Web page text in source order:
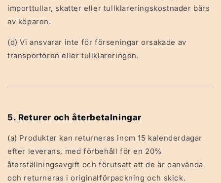
importtullar, skatter eller tullklareringskostnader bärs
av köparen.
(d) Vi ansvarar inte för förseningar orsakade av
transportören eller tullklareringen.
5. Returer och återbetalningar
(a) Produkter kan returneras inom 15 kalenderdagar
efter leverans, med förbehåll för en 20%
återställningsavgift och förutsatt att de är oanvända
och returneras i originalförpackning och skick.